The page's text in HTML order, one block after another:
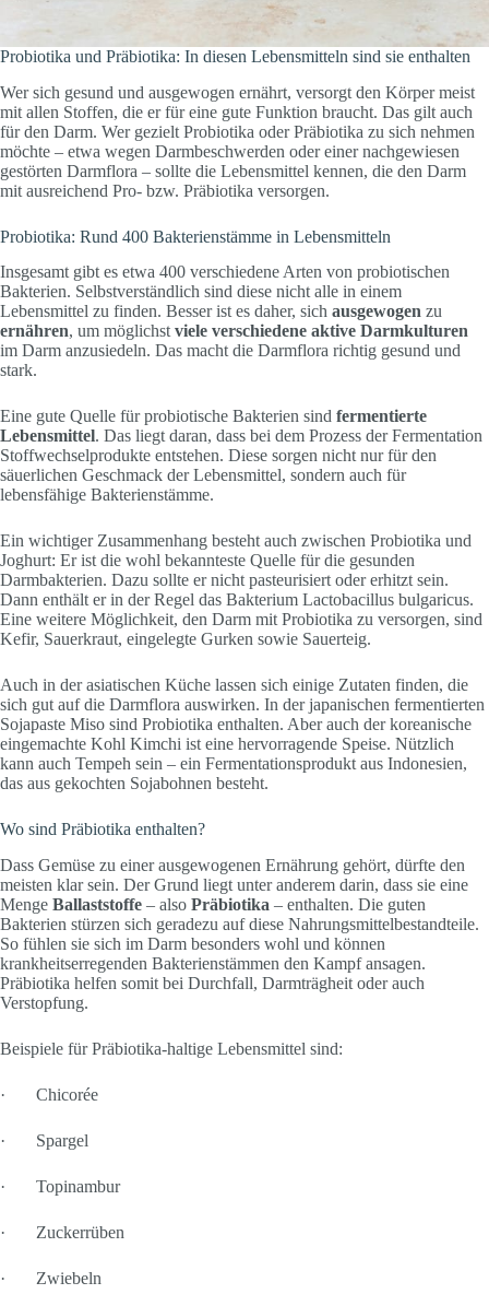
Probiotika und Präbiotika: In diesen Lebensmitteln sind sie enthalten
Wer sich gesund und ausgewogen ernährt, versorgt den Körper meist
mit allen Stoffen, die er für eine gute Funktion braucht. Das gilt auch
für den Darm. Wer gezielt Probiotika oder Präbiotika zu sich nehmen
möchte – etwa wegen Darmbeschwerden oder einer nachgewiesen
gestörten Darmflora – sollte die Lebensmittel kennen, die den Darm
mit ausreichend Pro- bzw. Präbiotika versorgen.
Probiotika: Rund 400 Bakterienstämme in Lebensmitteln
Insgesamt gibt es etwa 400 verschiedene Arten von probiotischen
Bakterien. Selbstverständlich sind diese nicht alle in einem
Lebensmittel zu finden. Besser ist es daher, sich ausgewogen zu
ernähren, um möglichstviele verschiedene aktive Darmkulturen
im Darm anzusiedeln. Das macht die Darmflora richtig gesund und
stark.
Eine gute Quelle für probiotische Bakterien sind fermentierte
Lebensmittel. Das liegt daran, dass bei dem Prozess der Fermentation
Stoffwechselprodukte entstehen. Diese sorgen nicht nur für den
säuerlichen Geschmack der Lebensmittel, sondern auch für
lebensfähige Bakterienstämme.
Ein wichtiger Zusammenhang besteht auch zwischen Probiotika und
Joghurt: Er ist die wohl bekannteste Quelle für die gesunden
Darmbakterien. Dazu sollte er nicht pasteurisiert oder erhitzt sein.
Dann enthält er in der Regel das Bakterium Lactobacillus bulgaricus.
Eine weitere Möglichkeit, den Darm mit Probiotika zu versorgen, sind
Kefir, Sauerkraut, eingelegte Gurken sowie Sauerteig.
Auch in der asiatischen Küche lassen sich einige Zutaten finden, die
sich gut auf die Darmflora auswirken. In der japanischen fermentierten
Sojapaste Miso sind Probiotika enthalten. Aber auch der koreanische
eingemachte Kohl Kimchi ist eine hervorragende Speise. Nützlich
kann auch Tempeh sein – ein Fermentationsprodukt aus Indonesien,
das aus gekochten Sojabohnen besteht.
Wo sind Präbiotika enthalten?
Dass Gemüse zu einer ausgewogenen Ernährung gehört, dürfte den
meisten klar sein. Der Grund liegt unter anderem darin, dass sie eine
Menge Ballaststoffe – also Präbiotika – enthalten. Die guten
Bakterien stürzen sich geradezu auf diese Nahrungsmittelbestandteile.
So fühlen sie sich im Darm besonders wohl und können
krankheitserregenden Bakterienstämmen den Kampf ansagen.
Präbiotika helfen somit bei Durchfall, Darmträgheit oder auch
Verstopfung.
Beispiele für Präbiotika-haltige Lebensmittel sind:
· Chicorée
· Spargel
· Topinambur
· Zuckerrüben
· Zwiebeln